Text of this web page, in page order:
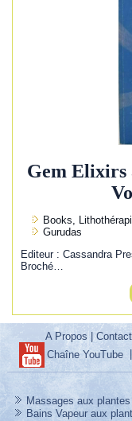
Gem Elixirs
Books,
Gurudas
Editeur : Cassandra
Broché…
A Propos |Contact
Chaîne YouTube|
Massages aux plantes
Bains Vapeur aux